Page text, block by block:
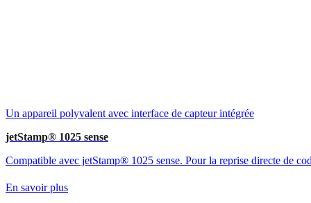
Un appareil polyvalent avec interface de capteur intégrée
jetStamp® 1025 sense
Compatible avec jetStamp® 1025 sense. Pour la reprise directe de
En savoir plus